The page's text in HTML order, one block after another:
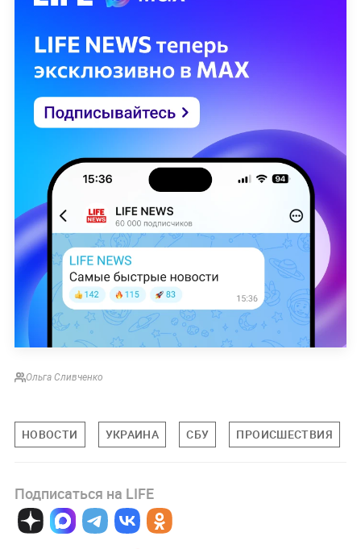
Ольга Сливченко
НОВОСТИ УКРАИНА СБУ ПРОИСШЕСТВИЯ
Подписаться на LIFE